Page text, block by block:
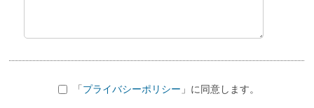
「プライバシーポリシー 」に同意します。